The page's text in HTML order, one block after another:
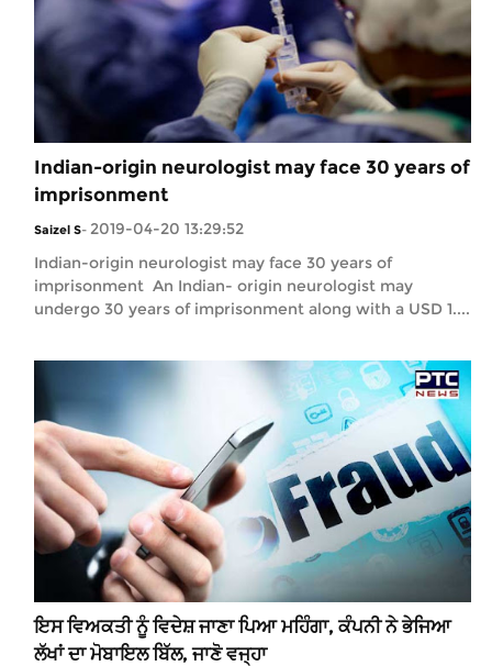
Indian-origin neurologist may face 30 years of
imprisonment
Saizel S- 2019-04-20 13:29:52
Indian-origin neurologist may face 30 years of
imprisonment An Indian- origin neurologist may
undergo 30 years of imprisonment along with a USD 1....
ਇਸ ਵਿਅਕਤੀ ਨੂੰ ਵਿਦੇਸ਼ ਜਾਣਾ ਪਿਆ ਮਹਿੰਗਾ, ਕੰਪਨੀ ਨੇ ਭੇਜਿਆ
ਲੱਖਾਂ ਦਾ ਮੋਬਾਇਲ ਬਿੱਲ, ਜਾਣੋ ਵਜ੍ਹਾ